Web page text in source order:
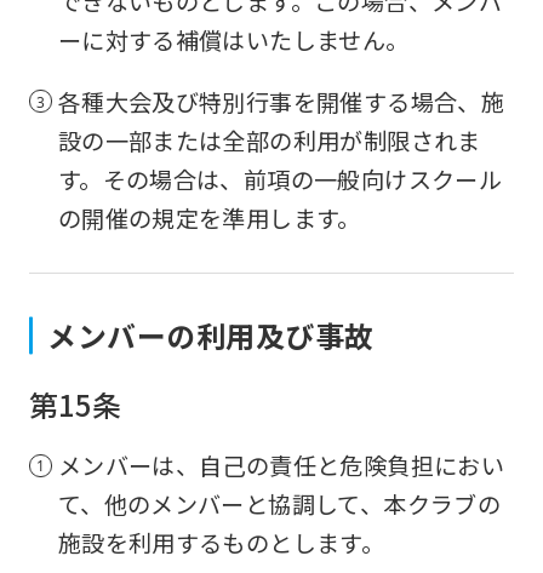
ーに対する補償はいたしません。
各種大会及び特別行事を開催する場合、施
設の一部または全部の利用が制限されま
す。その場合は、前項の一般向けスクール
の開催の規定を準用します。
メンバーの利用及び事故
第15条
メンバーは、自己の責任と危険負担におい
て、他のメンバーと協調して、本クラブの
施設を利用するものとします。